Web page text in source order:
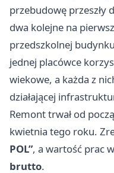
przebudowę przeszły
dwa kolejne na
przedszkolnej
jednej placówce
wiekowe, a każda z
działającej
Remont trwał od
kwietnia tego roku.
POL”, a wartość prac
brutto.